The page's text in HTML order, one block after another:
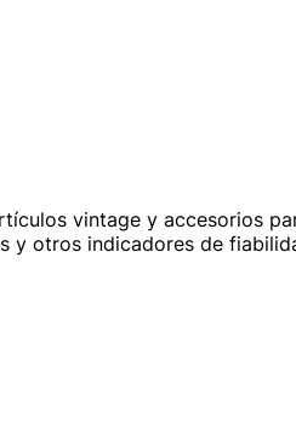
vintage y accesorios
y otros indicadores de